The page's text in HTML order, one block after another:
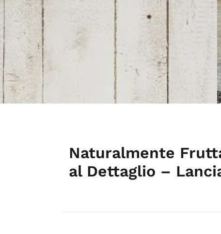
Naturalmente
al Dettaglio –